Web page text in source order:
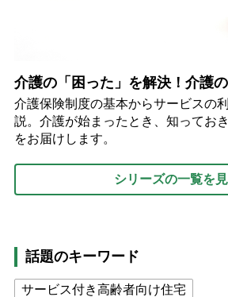
介護の「困った」を解決！介護
介護保険制度の基本からサービスの
説。介護が始まったとき、知ってお
をお届けします。
シリーズの一覧を
話題のキーワード
サービス付き高齢者向け住宅